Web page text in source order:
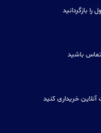
بازگردانید
تماس باشید
خریداری کنید